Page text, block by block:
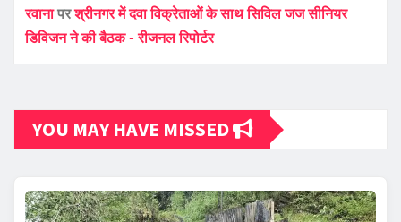
रवानापरश्रीनगर में दवा विक्रेताओं के साथ सिविल जज सीनियर
डिविजन ने की बैठक - रीजनल रिपोर्टर
YOU MAY HAVE MISSED